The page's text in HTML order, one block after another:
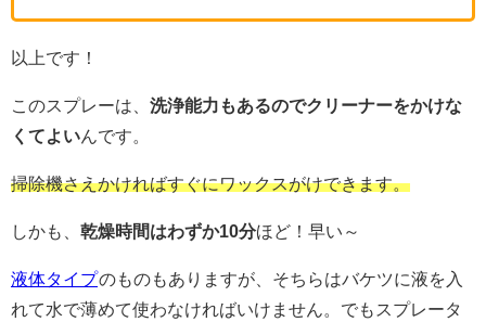
以上です！
このスプレーは、 洗浄能力もあるのでクリーナーをかけな
くてよいんです。
掃除機さえかければすぐにワックスがけできます。
しかも、 乾燥時間はわずか10分ほど！早い～
液体タイプのものもありますが、そちらはバケツに液を入
れて水で薄めて使わなければいけません。でもスプレータ